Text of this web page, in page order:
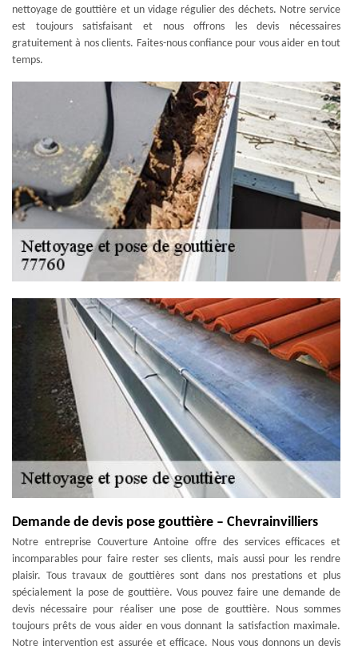
nettoyage de gouttière et un vidage régulier des déchets. Notre service
est toujours satisfaisant et nous offrons les devis nécessaires
gratuitement à nos clients. Faites-nous confiance pour vous aider en tout
temps.
Demande de devis pose gouttière – Chevrainvilliers
Notre entreprise Couverture Antoine offre des services efficaces et
incomparables pour faire rester ses clients, mais aussi pour les rendre
plaisir. Tous travaux de gouttières sont dans nos prestations et plus
spécialement la pose de gouttière. Vous pouvez faire une demande de
devis nécessaire pour réaliser une pose de gouttière. Nous sommes
toujours prêts de vous aider en vous donnant la satisfaction maximale.
Notre intervention est assurée et efficace. Nous vous donnons un devis